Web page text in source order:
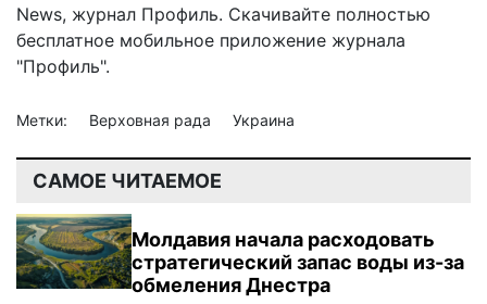
News, журнал Профиль. Скачивайте полностью
бесплатное мобильное приложение журнала
"Профиль".
Метки: Верховная рада Украина
САМОЕ ЧИТАЕМОЕ
Молдавия начала расходовать
стратегический запас воды из-за
обмеления Днестра